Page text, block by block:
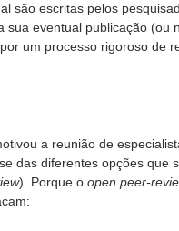
são escritas pelos
sua eventual publicação (ou
um processo rigoroso de
a reunião de
das diferentes opções que
). Porque o open peer-